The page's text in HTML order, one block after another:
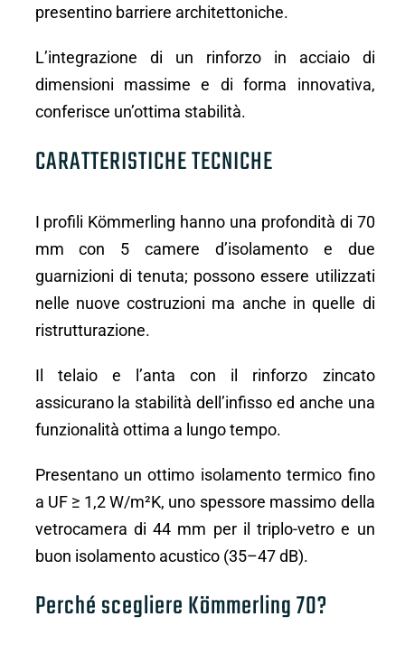
presentino barriere architettoniche.
L’integrazione di un rinforzo in acciaio di
dimensioni massime e di forma innovativa,
conferisce un’ottima stabilità.
CARATTERISTICHE TECNICHE
I profili Kömmerling hanno una profondità di 70
mm con 5 camere d’isolamento e due
guarnizioni di tenuta; possono essere utilizzati
nelle nuove costruzioni ma anche in quelle di
ristrutturazione.
Il telaio e l’anta con il rinforzo zincato
assicurano la stabilità dell’infisso ed anche una
funzionalità ottima a lungo tempo.
Presentano un ottimo isolamento termico fino
a UF ≥ 1,2 W/m²K, uno spessore massimo della
vetrocamera di 44 mm per il triplo-vetro e un
buon isolamento acustico (35–47 dB).
Perché scegliere Kömmerling 70?